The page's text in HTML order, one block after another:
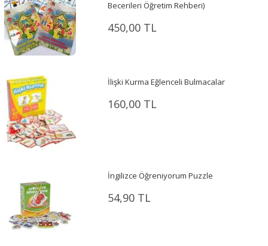
Becerileri Öğretim Rehberi)
450,00 TL
İlişki Kurma Eğlenceli Bulmacalar
160,00 TL
İngilizce Öğreniyorum Puzzle
54,90 TL